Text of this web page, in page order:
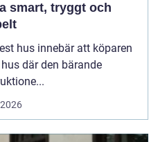
smart, tryggt och
hus innebär att köparen
där den bärande